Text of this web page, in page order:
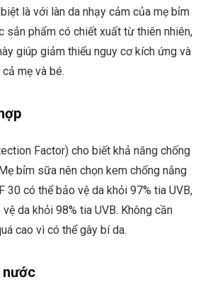
là với làn da nhạy cảm của mẹ bỉm
sản phẩm có chiết xuất từ thiên nhiên,
giúp giảm thiểu nguy cơ kích ứng và
mẹ và bé.
Factor) cho biết khả năng chống
bỉm sữa nên chọn kem chống nắng
30 có thể bảo vệ da khỏi 97% tia UVB,
da khỏi 98% tia UVB. Không cần
cao vì có thể gây bí da.
nước